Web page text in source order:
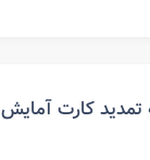
کارت آمایش ۱۹